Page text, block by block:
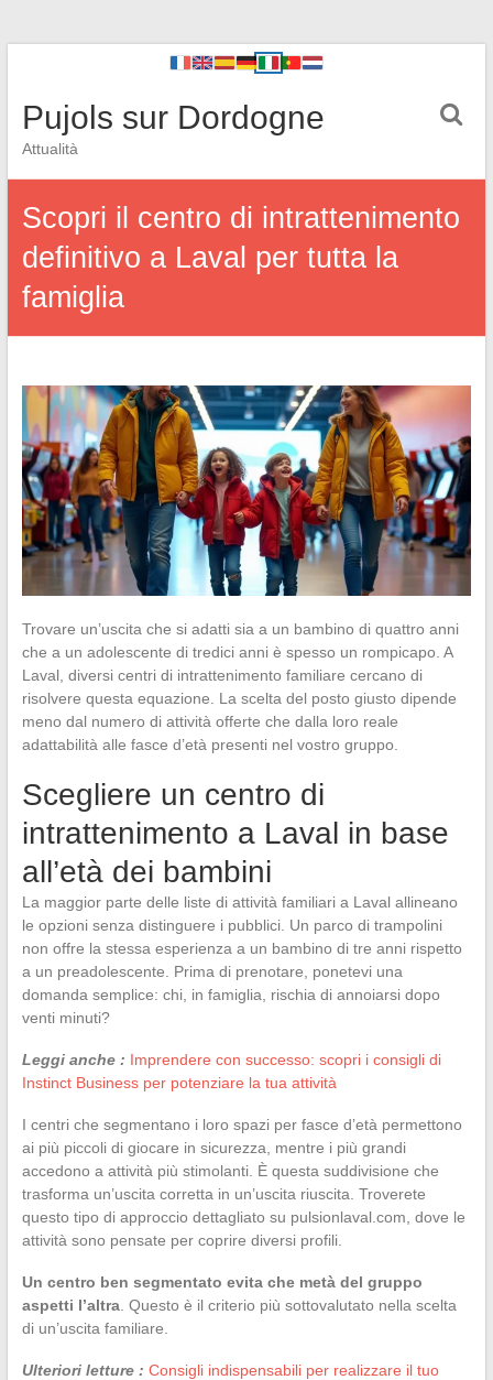
Pujols sur Dordogne
Attualità
Scopri il centro di intrattenimento
definitivo a Laval per tutta la
famiglia
Trovare un’uscita che si adatti sia a un bambino di quattro anni
che a un adolescente di tredici anni è spesso un rompicapo. A
Laval, diversi centri di intrattenimento familiare cercano di
risolvere questa equazione. La scelta del posto giusto dipende
meno dal numero di attività offerte che dalla loro reale
adattabilità alle fasce d’età presenti nel vostro gruppo.
Scegliere un centro di
intrattenimento a Laval in base
all’età dei bambini
La maggior parte delle liste di attività familiari a Laval allineano
le opzioni senza distinguere i pubblici. Un parco di trampolini
non offre la stessa esperienza a un bambino di tre anni rispetto
a un preadolescente. Prima di prenotare, ponetevi una
domanda semplice: chi, in famiglia, rischia di annoiarsi dopo
venti minuti?
Leggi anche : Imprendere con successo: scopri i consigli di
Instinct Business per potenziare la tua attività
I centri che segmentano i loro spazi per fasce d’età permettono
ai più piccoli di giocare in sicurezza, mentre i più grandi
accedono a attività più stimolanti. È questa suddivisione che
trasforma un’uscita corretta in un’uscita riuscita. Troverete
questo tipo di approccio dettagliato su pulsionlaval.com, dove le
attività sono pensate per coprire diversi profili.
Un centro ben segmentato evita che metà del gruppo
aspetti l’altra. Questo è il criterio più sottovalutato nella scelta
di un’uscita familiare.
Ulteriori letture : Consigli indispensabili per realizzare il tuo